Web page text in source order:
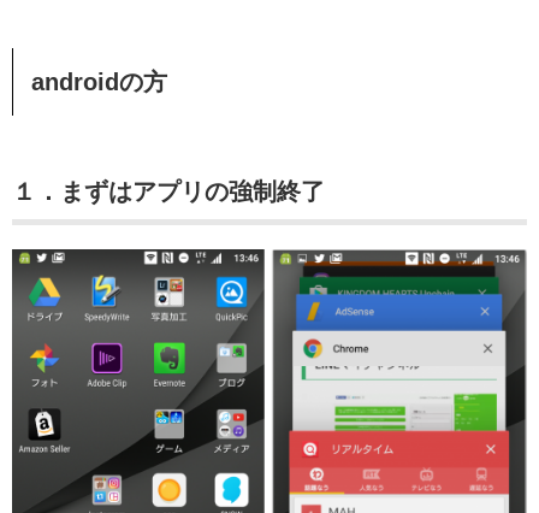
androidの方
１．まずはアプリの強制終了